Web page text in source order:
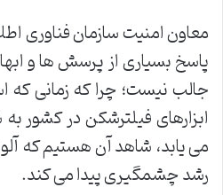
معاون امنیت سازمان فناوری
پاسخ بسیاری از پرسش ها و
جالب نیست؛ چرا که زمانی که
ابزارهای فیلترشکن در کشور
می یابد، شاهد آن هستیم که
رشد چشمگیری پیدا می کند.